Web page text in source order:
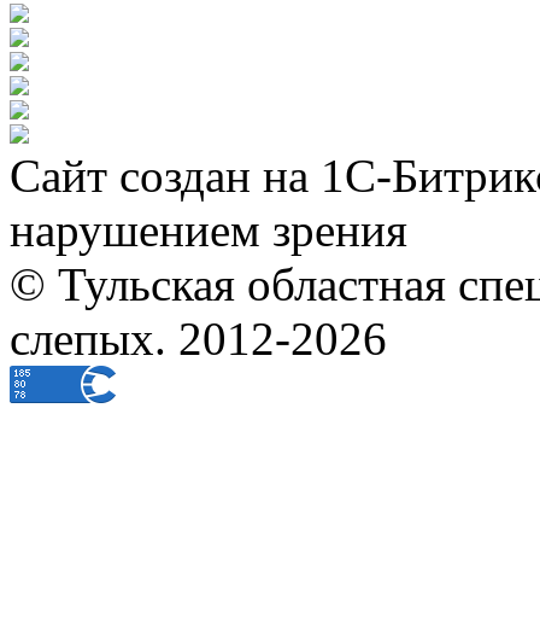
Сайт создан на 1С-
нарушением зрения
© Тульская областная
слепых. 2012-2026